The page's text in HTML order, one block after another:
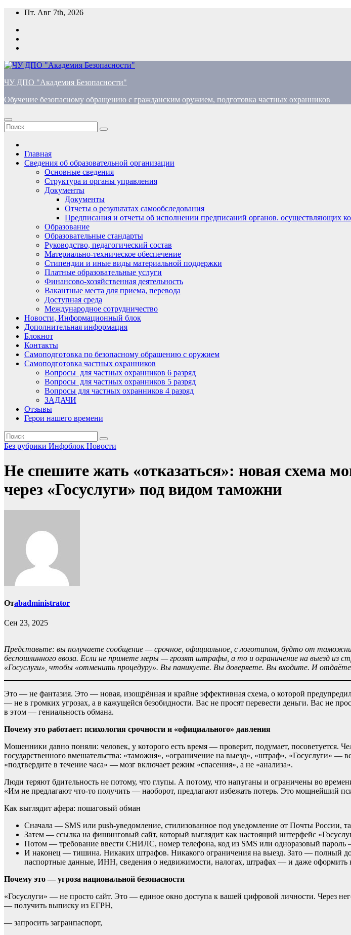
Перейти
содержимому
Пт. Авг 7th, 2026
ЧУ ДПО "Академия Безопасности"
Обучение безопасному обращению с гражданским оружием, подготовка частных охранников
Главная
Сведения об образовательной организации
Основные сведения
Структура и органы управления
Документы
Документы
Отчеты о результатах самообследования
Предписания и отчеты об исполнении предписаний органов. осуществляющих
Образование
Образовательные стандарты
Руководство, педагогический состав
Материально-техническое обеспечение
Стипендии и иные виды материальной поддержки
Платные образовательные услуги
Финансово-хозяйственная деятельность
Вакантные места для приема, перевода
Доступная среда
Международное сотрудничество
Новости, Информационный блок
Дополнительная информация
Блокнот
Контакты
Самоподготовка по безопасному обращению с оружием
Самоподготовка частных охранников
Вопросы для частных охранников 6 разряд
Вопросы для частных охранников 5 разряд
Вопросы для частных охранников 4 разряд
ЗАДАЧИ
Отзывы
Герои нашего времени
Без рубрики Инфоблок Новости
Не спешите жать «отказаться»: новая схема
через «Госуслуги» под видом таможни
Отabadministrator
Сен 23, 2025
Представьте: вы получаете сообщение — срочное, официальное, с логотипом, будто от
беспошлинного ввоза. Если не примете меры — грозят штрафы, а то и ограничение на выезд
«Госуслуги», чтобы «отменить процедуру». Вы паникуете. Вы доверяете. Вы входите. И
Это — не фантазия. Это — новая, изощрённая и крайне эффективная схема, о которой
— не в громких угрозах, а в кажущейся безобидности. Вас не просят перевести деньги. Вас не
в этом — гениальность обмана.
Почему это работает: психология срочности и «официального» давления
Мошенники давно поняли: человек, у которого есть время — проверит, подумает, посоветуется.
государственного вмешательства: «таможня», «ограничение на выезд», «штраф», «Госуслуги»
«подтвердите в течение часа» — мозг включает режим «спасения», а не «анализа».
Люди теряют бдительность не потому, что глупы. А потому, что напуганы и ограничены во
«Им не предлагают что-то получить — наоборот, предлагают избежать потерь. Это мощнейший
Как выглядит афера: пошаговый обман
Сначала — SMS или push-уведомление, стилизованное под уведомление от Почты России,
Затем — ссылка на фишинговый сайт, который выглядит как настоящий интерфейс
Потом — требование ввести СНИЛС, номер телефона, код из SMS или одноразовый
И наконец — тишина. Никаких штрафов. Никакого ограничения на выезд. Зато — полный
паспортные данные, ИНН, сведения о недвижимости, налогах, штрафах — и даже оформить
Почему это — угроза национальной безопасности
«Госуслуги» — не просто сайт. Это — единое окно доступа к вашей цифровой личности. Через
— получить выписку из ЕГРН,
— запросить загранпаспорт,